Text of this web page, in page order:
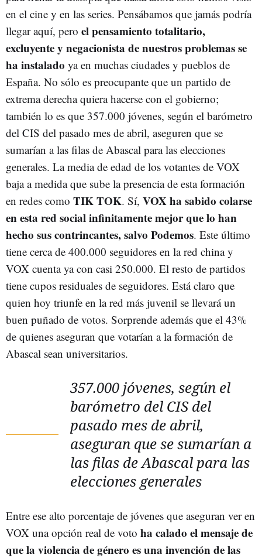
en el cine y en las series. Pensábamos que jamás podría
llegar aquí, pero el pensamiento totalitario,
excluyente y negacionista de nuestros problemas se
ha instalado ya en muchas ciudades y pueblos de
España. No sólo es preocupante que un partido de
extrema derecha quiera hacerse con el gobierno;
también lo es que 357.000 jóvenes, según el barómetro
del CIS del pasado mes de abril, aseguren que se
sumarían a las filas de Abascal para las elecciones
generales. La media de edad de los votantes de VOX
baja a medida que sube la presencia de esta formación
en redes como TIK TOK. Sí, VOX ha sabido colarse
en esta red social infinitamente mejor que lo han
hecho sus contrincantes, salvo Podemos. Este último
tiene cerca de 400.000 seguidores en la red china y
VOX cuenta ya con casi 250.000. El resto de partidos
tiene cupos residuales de seguidores. Está claro que
quien hoy triunfe en la red más juvenil se llevará un
buen puñado de votos. Sorprende además que el 43%
de quienes aseguran que votarían a la formación de
Abascal sean universitarios.
357.000 jóvenes, según el
barómetro del CIS del
pasado mes de abril,
aseguran que se sumarían a
las filas de Abascal para las
elecciones generales
Entre ese alto porcentaje de jóvenes que aseguran ver en
VOX una opción real de voto ha calado el mensaje de
que la violencia de género es una invención de las